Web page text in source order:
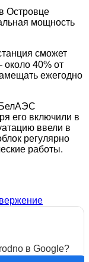
Островце
мощность
сможет
около 40% от
ежегодно
БелАЭС
его включили в
ввели в
регулярно
работы.
в Google?